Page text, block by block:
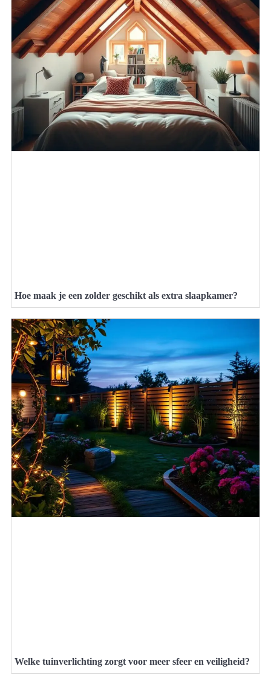
Hoe maak je een zolder geschikt als extra slaapkamer?
Welke tuinverlichting zorgt voor meer sfeer en veiligheid?